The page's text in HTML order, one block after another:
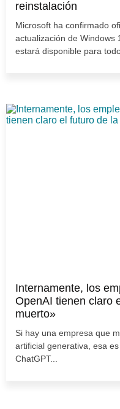
reinstalación
Microsoft ha confirmado
actualización de Windows
estará disponible para
Internamente, los
OpenAI tienen claro
muerto»
Si hay una empresa que
artificial generativa, esa
ChatGPT...